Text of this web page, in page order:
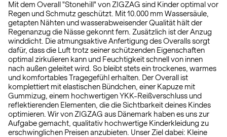
Mit dem Overall "Stonehill" von ZIGZAG sind Kinder optimal vor
Regen und Schmutz geschützt. Mit 10.000 mm Wassersäule,
getapten Nähten und wasserabweisender Qualität hält der
Regenanzug die Nässe gekonnt fern. Zusätzlich ist der Anzug
winddicht. Die atmungsaktive Anfertigung des Overalls sorgt
dafür, dass die Luft trotz seiner schützenden Eigenschaften
optimal zirkulieren kann und Feuchtigkeit schnell von innen
nach außen geleitet wird. So bleibt stets ein trockenes, warmes
und komfortables Tragegefühl erhalten. Der Overall ist
komplettiert mit elastischen Bündchen, einer Kapuze mit
Gummizug, einem hochwertigen YKK-Reißverschluss und
reflektierenden Elementen, die die Sichtbarkeit deines Kindes
optimieren. Wir von ZIGZAG aus Dänemark haben es uns zur
Aufgabe gemacht, qualitativ hochwertige Kinderkleidung zu
erschwinglichen Preisen anzubieten. Unser Ziel dabei: Kleine